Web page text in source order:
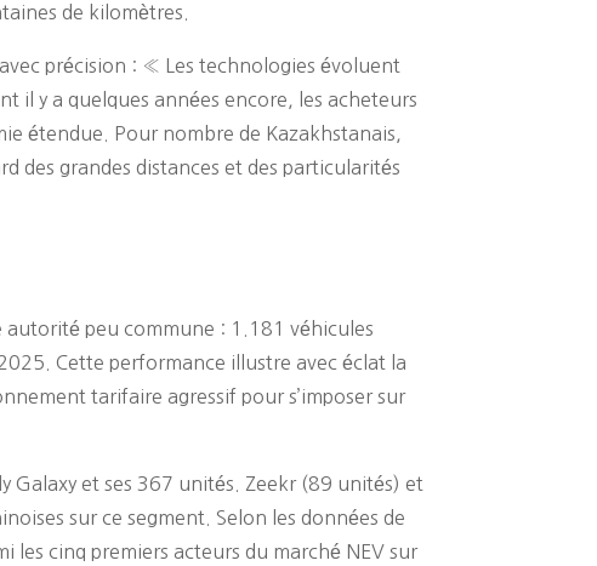
de kilomètres.
précision : « Les technologies évoluent
il y a quelques années encore, les acheteurs
étendue. Pour nombre de Kazakhstanais,
des grandes distances et des particularités
autorité peu commune : 1.181 véhicules
Cette performance illustre avec éclat la
tarifaire agressif pour s’imposer sur
Galaxy et ses 367 unités. Zeekr (89 unités) et
sur ce segment. Selon les données de
les cinq premiers acteurs du marché NEV sur